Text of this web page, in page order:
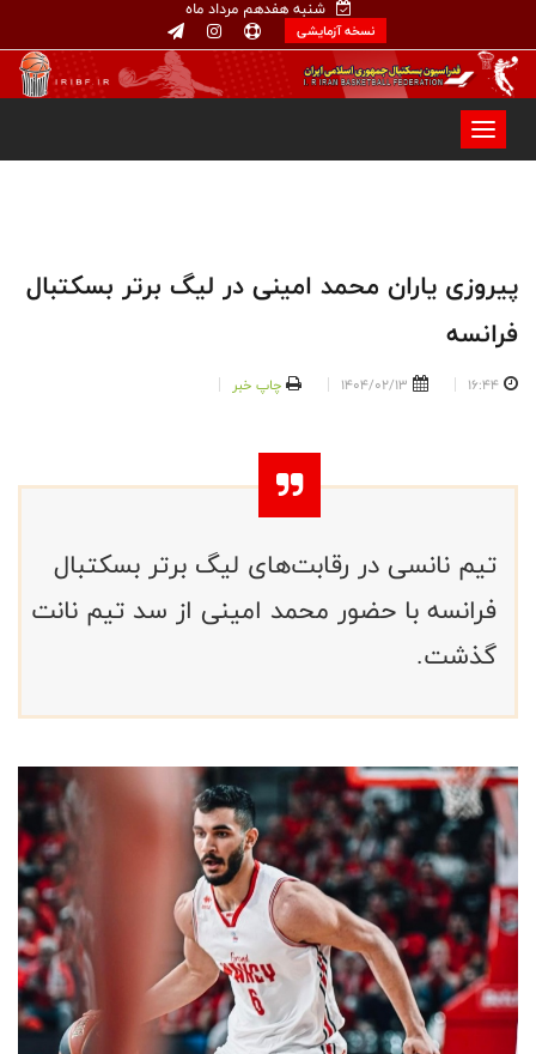
شنبه هفدهم مرداد ماه
نسخه آزمایشی
پیروزی یاران محمد امینی در لیگ برتر بسکتبال
فرانسه
16:44
1404/02/13 چاپ خبر
تیم نانسی در رقابت‌های لیگ برتر بسکتبال
فرانسه با حضور محمد امینی از سد تیم نانت
گذشت.